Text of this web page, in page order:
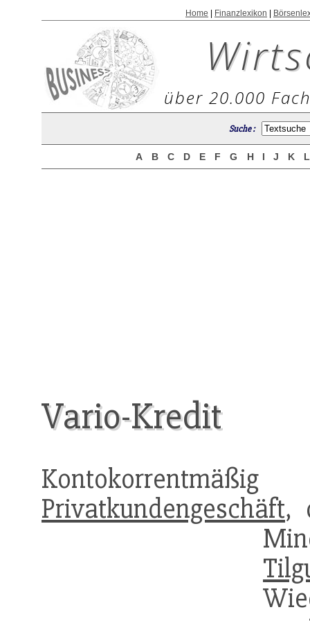
Home Finanzlexikon
über 20.000
Suche :
A B C D E F G H I J K
Vario-Kredit
Privatkundengeschäft,